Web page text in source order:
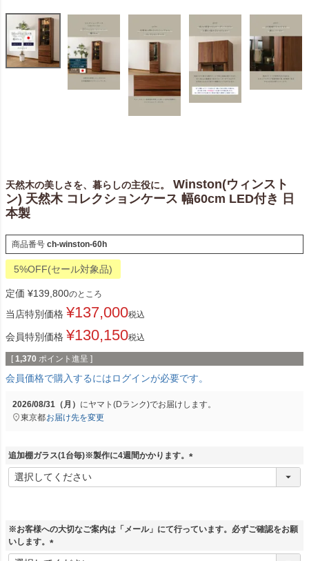
天然木の美しさを、暮らしの主役に。
Winston(ウィンスト
ン) 天然木 コレクションケース 幅60cm LED付き 日
本製
商品番号 ch-winston-60h
5%OFF(セール対象品)
定価 ¥139,800のところ
当店特別価格 ¥137,000税込
会員特別価格 ¥130,150税込
[ 1,370 ポイント進呈 ]
会員価格で購入するにはログインが必要です。
2026/08/31（月） にヤマト(Dランク)でお届けします。
東京都お届け先を変更
追加棚ガラス(1台毎)※製作に4週間かかります。
(
※お客様への大切なご案内は「メール」にて行っています。必ずご確認をお願
いします。
(